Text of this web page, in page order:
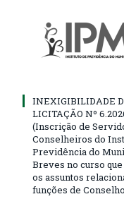
INEXIGIBILIDADE
LICITAÇÃO Nº
(Inscrição de
Conselheiros do
Previdência do
Breves no curso
os assuntos
funções de Conselho